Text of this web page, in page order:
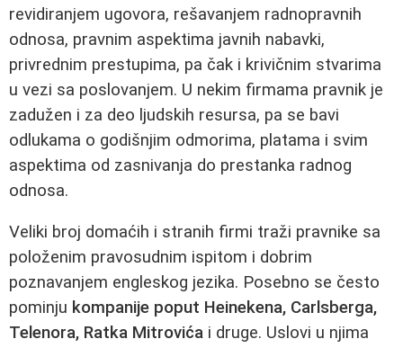
revidiranjem ugovora, rešavanjem radnopravnih
odnosa, pravnim aspektima javnih nabavki,
privrednim prestupima, pa čak i krivičnim stvarima
u vezi sa poslovanjem. U nekim firmama pravnik je
zadužen i za deo ljudskih resursa, pa se bavi
odlukama o godišnjim odmorima, platama i svim
aspektima od zasnivanja do prestanka radnog
odnosa.
Veliki broj domaćih i stranih firmi traži pravnike sa
položenim pravosudnim ispitom i dobrim
poznavanjem engleskog jezika. Posebno se često
pominju kompanije poput Heinekena, Carlsberga,
Telenora, Ratka Mitrovića i druge. Uslovi u njima